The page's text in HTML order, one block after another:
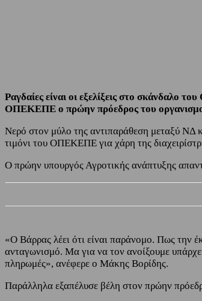
Ραγδαίες είναι οι εξελίξεις στο σκάνδαλο
ΟΠΕΚΕΠΕ ο πρώην πρόεδρος του οργανισμου
Νερό στον μύλο της αντιπαράθεση μεταξύ
τιμόνι του ΟΠΕΚΕΠΕ για χάρη της
O πρώην υπουργός Αγροτικής ανάπτυξης
«Ο Βάρρας λέει ότι είναι παράνομο. Πως την
ανταγωνισμό. Μα για να τον ανοίξουμε
πληρωμές», ανέφερε ο Μάκης Βορίδης.
Παράλληλα εξαπέλυσε βέλη στον πρώην